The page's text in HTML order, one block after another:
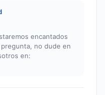
encantados
no dude en
en: